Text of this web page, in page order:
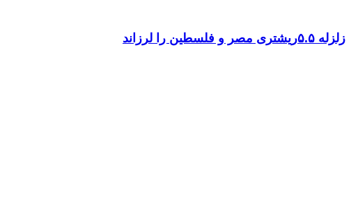
زلزله ۵.۵ریشتری مصر و فلسطین را لرزاند